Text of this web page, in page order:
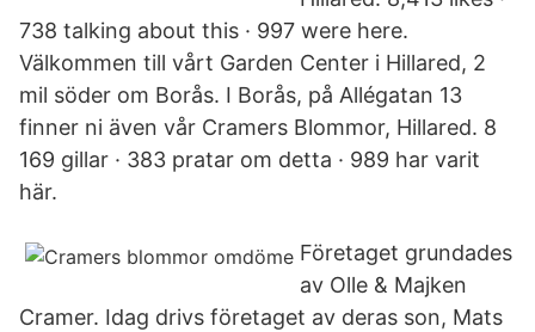
738 talking about this · 997 were here.
Välkommen till vårt Garden Center i Hillared, 2
mil söder om Borås. I Borås, på Allégatan 13
finner ni även vår Cramers Blommor, Hillared. 8
169 gillar · 383 pratar om detta · 989 har varit
här.
Företaget grundades
av Olle & Majken
Cramer. Idag drivs företaget av deras son, Mats